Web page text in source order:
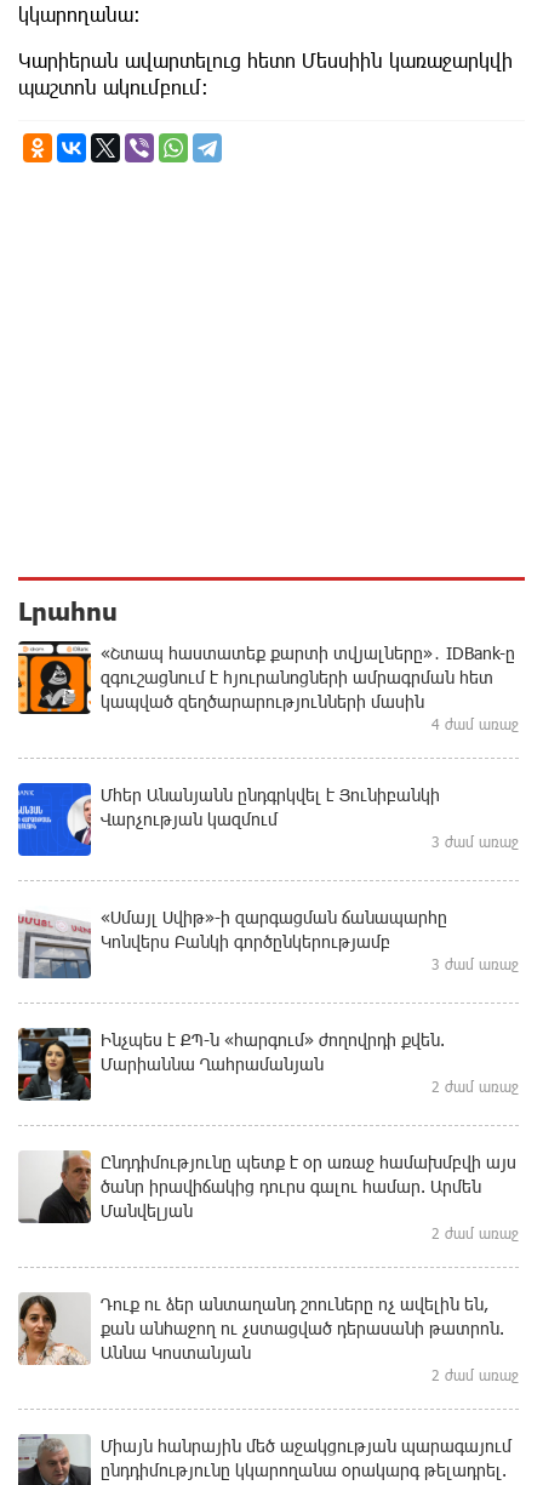
կկարողանա։
Կարիերան ավարտելուց հետո Մեսսիին կառաջարկվի
պաշտոն ակումբում։
Լրահոս
«Շտապ հաստատեք քարտի տվյալները»․ IDBank-ը
զգուշացնում է հյուրանոցների ամրագրման հետ
կապված զեղծարարությունների մասին
4 ժամ առաջ
Մհեր Անանյանն ընդգրկվել է Յունիբանկի
Վարչության կազմում
3 ժամ առաջ
«Սմայլ Սվիթ»-ի զարգացման ճանապարհը
Կոնվերս Բանկի գործընկերությամբ
3 ժամ առաջ
Ինչպես է ՔՊ-ն «հարգում» ժողովրդի քվեն.
Մարիաննա Ղահրամանյան
2 ժամ առաջ
Ընդդիմությունը պետք է օր առաջ համախմբվի այս
ծանր իրավիճակից դուրս գալու համար. Արմեն
Մանվելյան
2 ժամ առաջ
Դուք ու ձեր անտաղանդ շոուները ոչ ավելին են,
քան անհաջող ու չստացված դերասանի թատրոն.
Աննա Կոստանյան
2 ժամ առաջ
Միայն հանրային մեծ աջակցության պարագայում
ընդդիմությունը կկարողանա օրակարգ թելադրել.